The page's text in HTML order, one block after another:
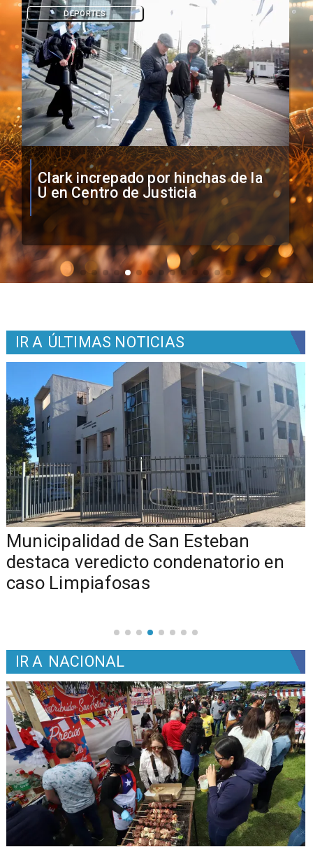
Vozinha firma contrato con Colo
Colo como nuevo arquero
DEPORTES
IR A ÚLTIMAS NOTICIAS
Municipalidad de San Esteban
destaca veredicto condenatorio en
caso Limpiafosas
IR A NACIONAL